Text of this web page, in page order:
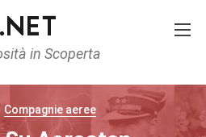
in Scoperta
Compagnie aeree